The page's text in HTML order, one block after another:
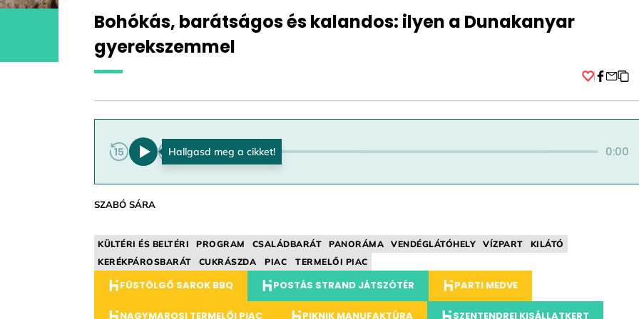
Bohókás, barátságos és kalandos: ilyen a Dunakanyar
gyerekszemmel
0:00 0:00
SZABÓ SÁRA
KÜLTÉRI ÉS BELTÉRI PROGRAM CSALÁDBARÁT PANORÁMA VENDÉGLÁTÓHELY VÍZPART
KILÁTÓ
KERÉKPÁROSBARÁT
CUKRÁSZDA PIAC TERMELŐI PIAC
FÜSTÖLGŐ SAROK BBQ POSTÁS STRAND JÁTSZÓTÉR PARTI MEDVE
NAGYMAROSI TERMELŐI PIAC PIKNIK MANUFAKTÚRA SZENTENDREI KISÁLLATKERT